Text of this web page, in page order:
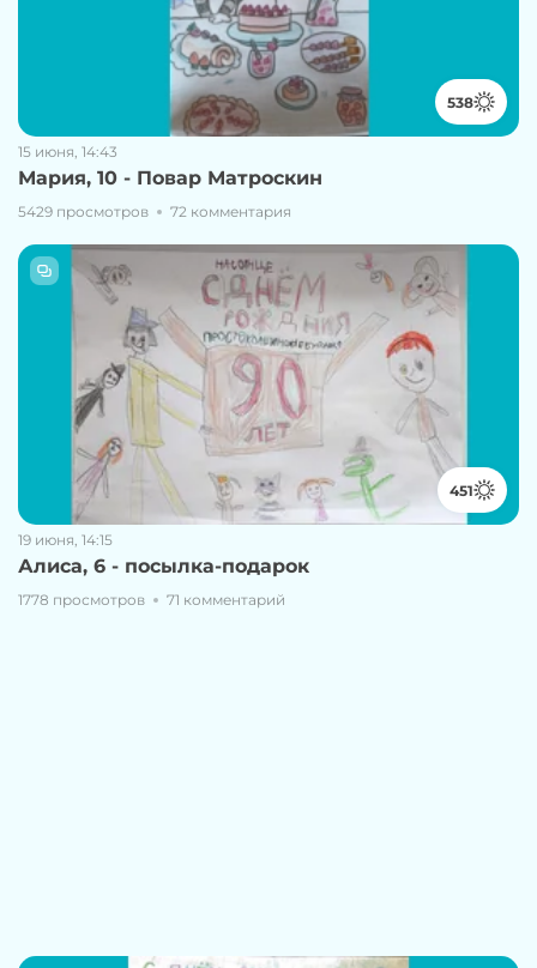
538
15 июня, 14:43
Мария, 10 - Повар Матроскин
5429 просмотров 72 комментария
451
19 июня, 14:15
Алиса, 6 - посылка-подарок
1778 просмотров 71 комментарий